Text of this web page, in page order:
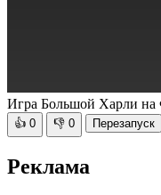
Игра Большой Харли на
👍 0 👎 0 Перезапуск
Реклама